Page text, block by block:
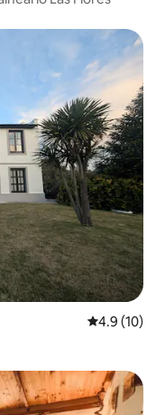
Calificación
4.9 (10)